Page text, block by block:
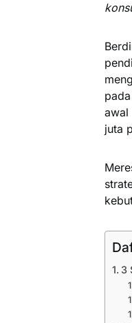
awal
juta
3